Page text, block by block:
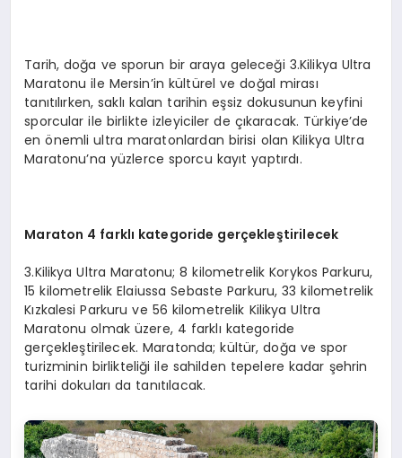
Tarih, doğa ve sporun bir araya geleceği 3.Kilikya Ultra
Maratonu ile Mersin’in kültürel ve doğal mirası
tanıtılırken, saklı kalan tarihin eşsiz dokusunun keyfini
sporcular ile birlikte izleyiciler de çıkaracak. Türkiye’de
en önemli ultra maratonlardan birisi olan Kilikya Ultra
Maratonu’na yüzlerce sporcu kayıt yaptırdı.
Maraton 4 farklı kategoride gerçekleştirilecek
3.Kilikya Ultra Maratonu; 8 kilometrelik Korykos Parkuru,
15 kilometrelik Elaiussa Sebaste Parkuru, 33 kilometrelik
Kızkalesi Parkuru ve 56 kilometrelik Kilikya Ultra
Maratonu olmak üzere, 4 farklı kategoride
gerçekleştirilecek. Maratonda; kültür, doğa ve spor
turizminin birlikteliği ile sahilden tepelere kadar şehrin
tarihi dokuları da tanıtılacak.